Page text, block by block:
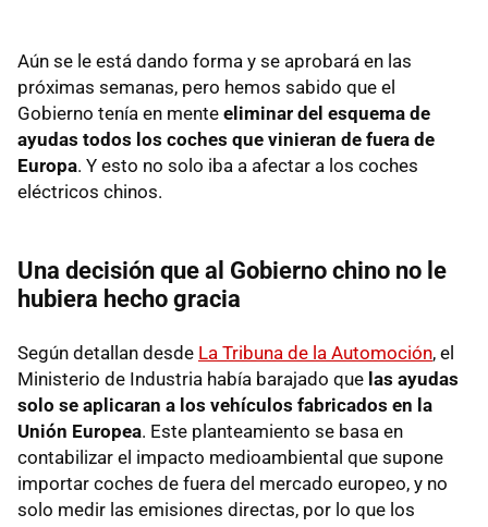
Aún se le está dando forma y se aprobará en las
próximas semanas, pero hemos sabido que el
Gobierno tenía en mente eliminar del esquema de
ayudas todos los coches que vinieran de fuera de
Europa. Y esto no solo iba a afectar a los coches
eléctricos chinos.
Una decisión que al Gobierno chino no le
hubiera hecho gracia
Según detallan desde La Tribuna de la Automoción, el
Ministerio de Industria había barajado que las ayudas
solo se aplicaran a los vehículos fabricados en la
Unión Europea. Este planteamiento se basa en
contabilizar el impacto medioambiental que supone
importar coches de fuera del mercado europeo, y no
solo medir las emisiones directas, por lo que los